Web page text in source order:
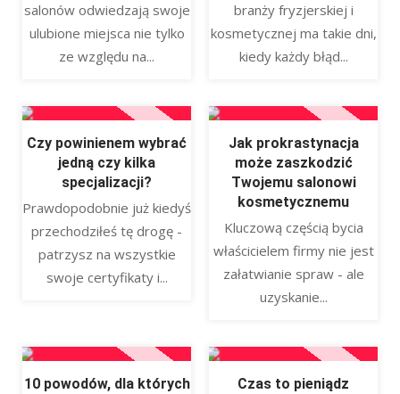
salonów odwiedzają swoje
ulubione miejsca nie tylko
ze względu na...
branży fryzjerskiej i
kosmetycznej ma takie dni,
kiedy każdy błąd...
Czy powinienem wybrać
jedną czy kilka
specjalizacji?
Prawdopodobnie już kiedyś
przechodziłeś tę drogę -
patrzysz na wszystkie
swoje certyfikaty i...
Jak prokrastynacja
może zaszkodzić
Twojemu salonowi
kosmetycznemu
Kluczową częścią bycia
właścicielem firmy nie jest
załatwianie spraw - ale
uzyskanie...
10 powodów, dla których
Czas to pieniądz